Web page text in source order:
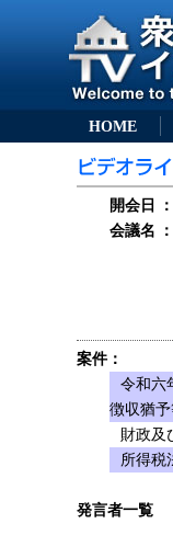
HOME
開会日 ：
会議名
：
案件：
令和六
徴収猶
財政及
所得税
発言者一覧